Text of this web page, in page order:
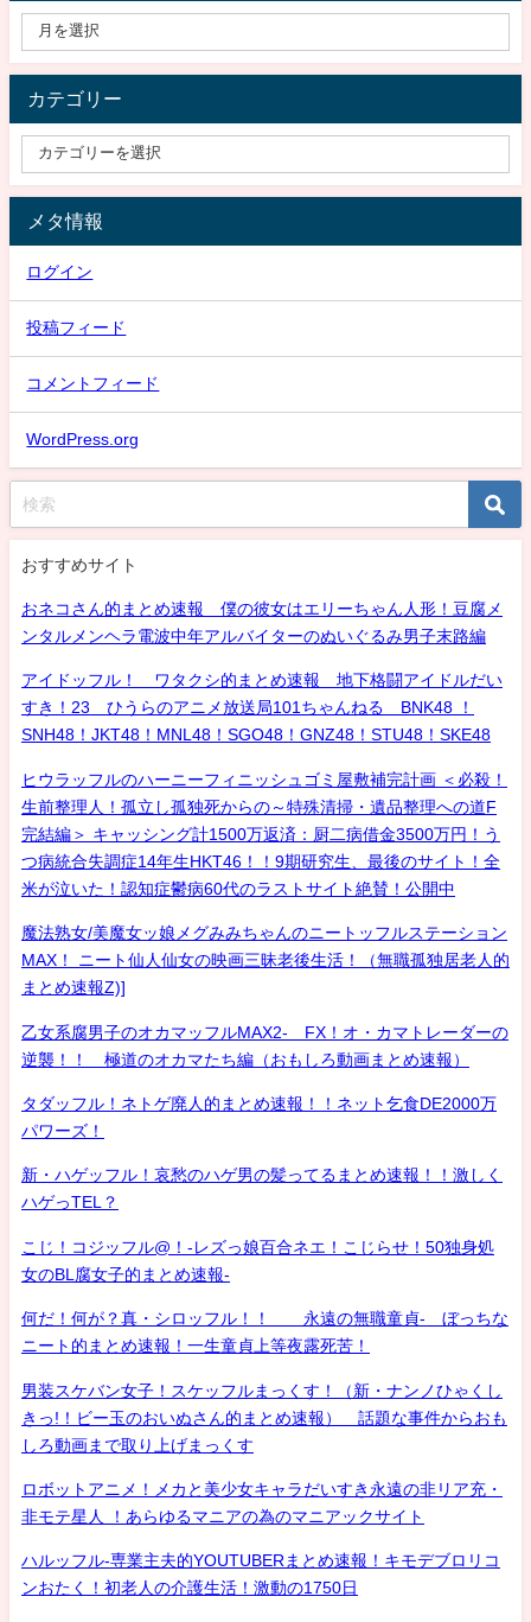
カテゴリー
メタ情報
ログイン
投稿フィード
コメントフィード
WordPress.org
おすすめサイト
おネコさん的まとめ速報 僕の彼女はエリーちゃん人形！豆腐メ
ンタルメンヘラ電波中年アルバイターのぬいぐるみ男子末路編
アイドッフル！ ワタクシ的まとめ速報 地下格闘アイドルだい
すき！23 ひうらのアニメ放送局101ちゃんねる BNK48 ！
SNH48！JKT48！MNL48！SGO48！GNZ48！STU48！SKE48
ヒウラッフルのハーニーフィニッシュゴミ屋敷補完計画 ＜必殺！
生前整理人！孤立し孤独死からの～特殊清掃・遺品整理への道F
完結編＞ キャッシング計1500万返済：厨二病借金3500万円！う
つ病統合失調症14年生HKT46！！9期研究生、最後のサイト！全
米が泣いた！認知症鬱病60代のラストサイト絶賛！公開中
魔法熟女/美魔女ッ娘メグみみちゃんのニートッフルステーション
MAX！ ニート仙人仙女の映画三昧老後生活！（無職孤独居老人的
まとめ速報Z)]
乙女系腐男子のオカマッフルMAX2- FX！オ・カマトレーダーの
逆襲！！ 極道のオカマたち編（おもしろ動画まとめ速報）
タダッフル！ネトゲ廃人的まとめ速報！！ネット乞食DE2000万
パワーズ！
新・ハゲッフル！哀愁のハゲ男の髪ってるまとめ速報！！激しく
ハゲっTEL？
こじ！コジッフル@！-レズっ娘百合ネエ！こじらせ！50独身処
女のBL腐女子的まとめ速報-
何だ！何が？真・シロッフル！！ 永遠の無職童貞- ぼっちな
ニート的まとめ速報！一生童貞上等夜露死苦！
男装スケバン女子！スケッフルまっくす！（新・ナンノひゃくし
きっ!！ビー玉のおいぬさん的まとめ速報） 話題な事件からおも
しろ動画まで取り上げまっくす
ロボットアニメ！メカと美少女キャラだいすき永遠の非リア充・
非モテ星人 ！あらゆるマニアの為のマニアックサイト
ハルッフル-専業主夫的YOUTUBERまとめ速報！キモデブロリコ
ンおたく！初老人の介護生活！激動の1750日